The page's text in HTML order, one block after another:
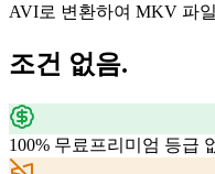
AVI로 변환하여 MKV 파
조건 없음.
100% 무료 프리미엄 등급